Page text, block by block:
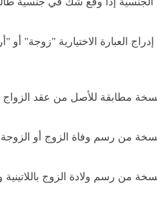
العبارة الاختيارية "زوجة" أو
مطابقة للأصل من عقد الزواج
من رسم وفاة الزوج أو الزوجة
من رسم ولادة الزوج باللاتينية